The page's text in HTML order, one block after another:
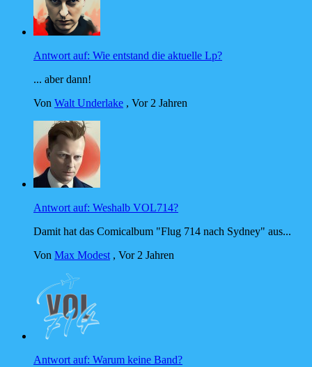
Antwort auf: Wie entstand die aktuelle Lp?
... aber dann!
Von Walt Underlake , Vor 2 Jahren
Antwort auf: Weshalb VOL714?
Damit hat das Comicalbum "Flug 714 nach Sydney" aus...
Von Max Modest , Vor 2 Jahren
Antwort auf: Warum keine Band?